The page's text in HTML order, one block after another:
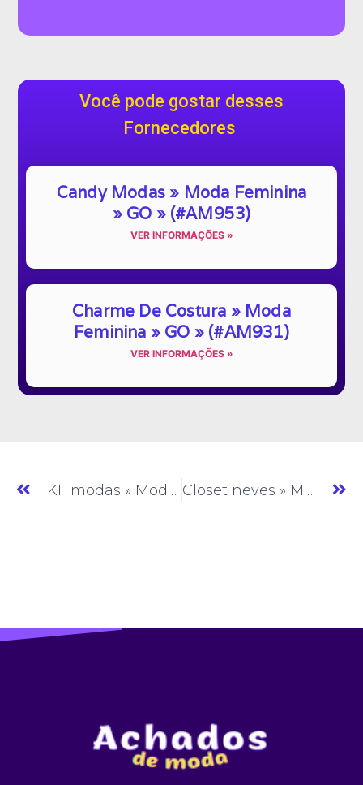
Você pode gostar desses
Fornecedores
Candy Modas » Moda Feminina
» GO » (#AM953)
VER INFORMAÇÕES »
Charme De Costura » Moda
Feminina » GO » (#AM931)
VER INFORMAÇÕES »
KF modas » Moda Feminina » GO » (#AM045) Closet neves » Moda Feminina » GO » (#AM047)